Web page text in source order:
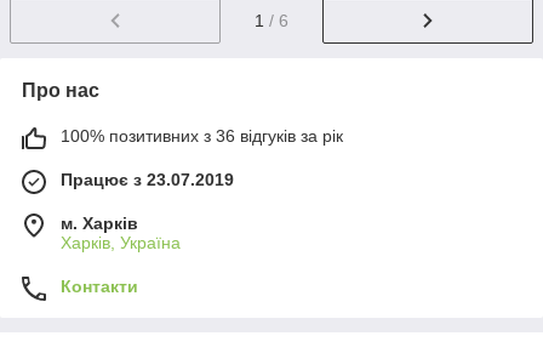
1 / 6
Про нас
100% позитивних з 36 відгуків за рік
Працює з 23.07.2019
м. Харків
Харків, Україна
Контакти